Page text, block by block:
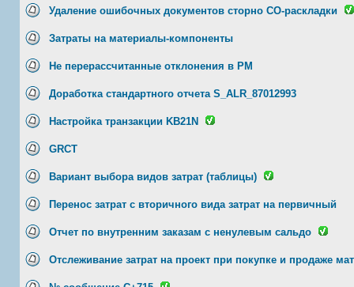
Удаление ошибочных документов сторно CO-раскладки
Затраты на материалы-компоненты
Не перерассчитанные отклонения в РМ
Доработка стандартного отчета S_ALR_87012993
Настройка транзакции KB21N
GRCT
Вариант выбора видов затрат (таблицы)
Перенос затрат с вторичного вида затрат на первичный
Отчет по внутренним заказам с ненулевым сальдо
Отслеживание затрат на проект при покупке и продаже